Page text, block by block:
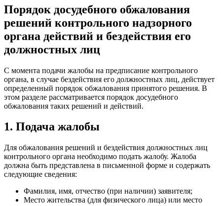
Порядок досудебного обжалования
решений контрольного надзорного
органа действий и бездействия его
должностных лиц
С момента подачи жалобы на предписание контрольного
органа, в случае бездействия его должностных лиц, действует
определенный порядок обжалования принятого решения. В
этом разделе рассматривается порядок досудебного
обжалования таких решений и действий.
1. Подача жалобы
Для обжалования решений и бездействия должностных лиц
контрольного органа необходимо подать жалобу. Жалоба
должна быть представлена в письменной форме и содержать
следующие сведения:
Фамилия, имя, отчество (при наличии) заявителя;
Место жительства (для физического лица) или место